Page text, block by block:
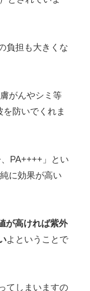
負担も大きくな
がんやシミ等
防いでくれま
PA++++」とい
に効果が高い
が高ければ紫外
よということで
てしまいますの